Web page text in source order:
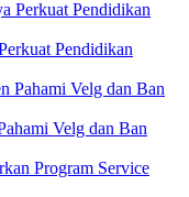
Pendidikan
Velg dan Ban